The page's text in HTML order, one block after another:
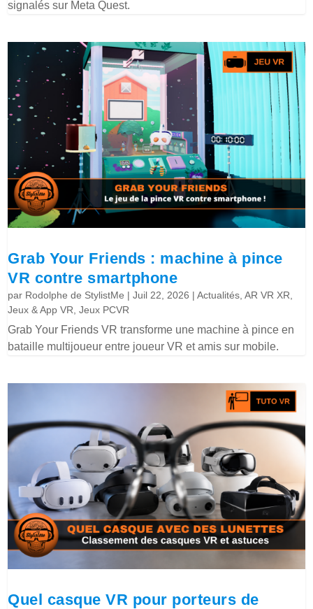
signalés sur Meta Quest.
Grab Your Friends : machine à pince
VR contre smartphone
par Rodolphe de StylistMe |Juil 22, 2026 |Actualités ,AR VR XR
Jeux & App VR ,Jeux PCVR
Grab Your Friends VR transforme une machine à pince en
bataille multijoueur entre joueur VR et amis sur mobile.
Quel casque VR pour porteurs de